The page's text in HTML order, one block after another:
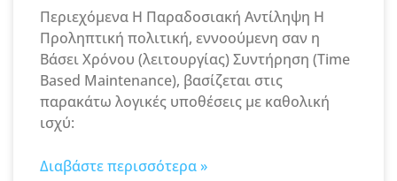
Περιεχόμενα Η Παραδοσιακή Αντίληψη Η
Προληπτική πολιτική, εννοούμενη σαν η
Βάσει Χρόνου (λειτουργίας) Συντήρηση (Time
Based Maintenance), βασίζεται στις
παρακάτω λογικές υποθέσεις με καθολική
ισχύ:
Διαβάστε περισσότερα »